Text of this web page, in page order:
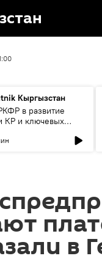
Кыргызстан
в развитие
КР и ключевых
в